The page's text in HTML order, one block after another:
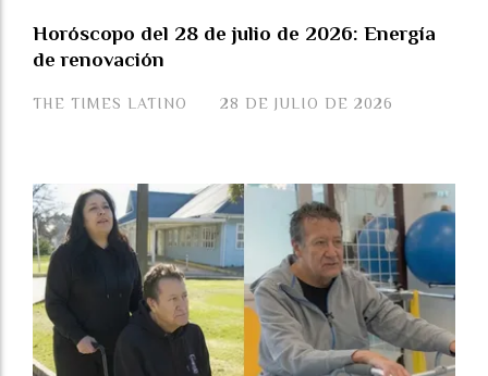
Horóscopo del 28 de julio de 2026: Energía
de renovación
THE TIMES LATINO 28 DE JULIO DE 2026